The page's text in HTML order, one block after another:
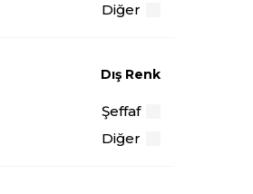
Diğer
Dış Renk
Şeffaf
Diğer